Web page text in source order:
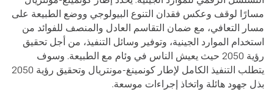
مسارًا لوقف وعكس فقدان التنوع البيولوجي ووضع الطبيعة على
مسار التعافي، مع ضمان التقاسم العادل والمنصف للفوائد من
استخدام الموارد الجينية، وتوفير وسائل التنفيذ، من أجل تحقيق
رؤية 2050 حيث يعيش الناس في وئام مع الطبيعة.
وسوف
يتطلب التنفيذ الكامل لإطار كونمينغ-مونتريال وتحقيق رؤية 2050
بذل جهود هائلة واتخاذ إجراءات موسعة.